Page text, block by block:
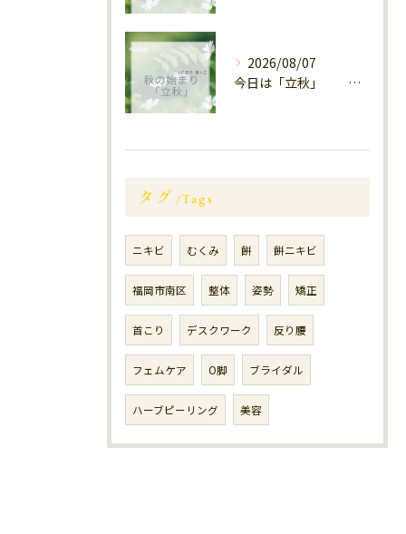
2026/08/07
今日は「立秋」 南区福岡
タグ Tags
ニキビ むくみ 餅 餅ニキビ
福岡市南区 整体 姿勢 矯正
首こり デスクワーク 反り腰
フェムケア O脚 ブライダル
ハーブピーリング 美容